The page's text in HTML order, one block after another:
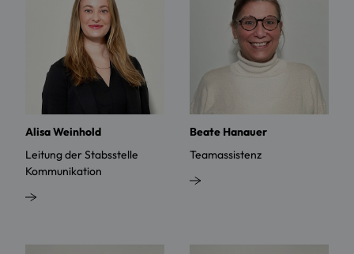
Alisa Weinhold
Leitung der Stabsstelle
Kommunikation
Beate Hanauer
Teamassistenz